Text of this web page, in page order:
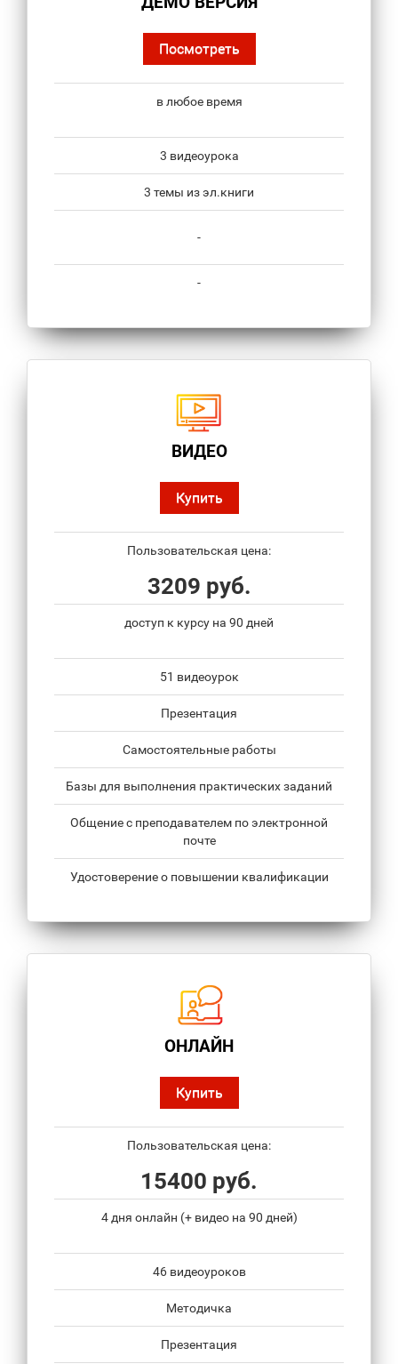
Посмотреть
в любое время
3 видеоурока
3 темы из эл.книги
-
-
ВИДЕО
Купить
Пользовательская цена:
3209 руб.
доступ к курсу на 90 дней
51 видеоурок
Презентация
Самостоятельные работы
Базы для выполнения практических заданий
Общение с преподавателем по электронной
почте
Удостоверение о повышении квалификации
ОНЛАЙН
Купить
Пользовательская цена:
15400 руб.
4 дня онлайн (+ видео на 90 дней)
46 видеоуроков
Методичка
Презентация